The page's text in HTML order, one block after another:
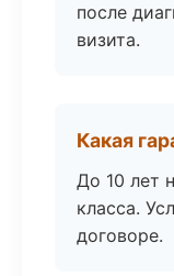
после
визита.
Какая
До 10 лет
класса.
договоре.